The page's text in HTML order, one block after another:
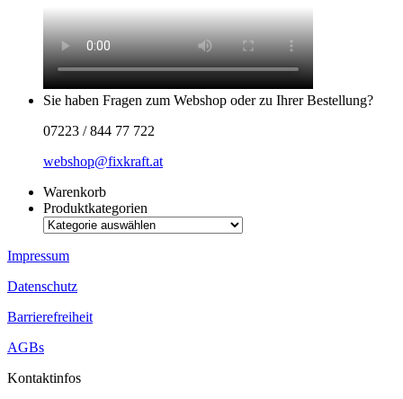
Sie haben Fragen zum Webshop oder zu Ihrer Bestellung?
07223 / 844 77 722
webshop@fixkraft.at
Warenkorb
Produktkategorien
Impressum
Datenschutz
Barrierefreiheit
AGBs
Kontaktinfos